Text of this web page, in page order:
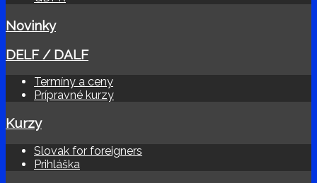
Novinky
DELF / DALF
Termíny a ceny
Prípravné kurzy
Kurzy
Slovak for foreigners
Prihláška